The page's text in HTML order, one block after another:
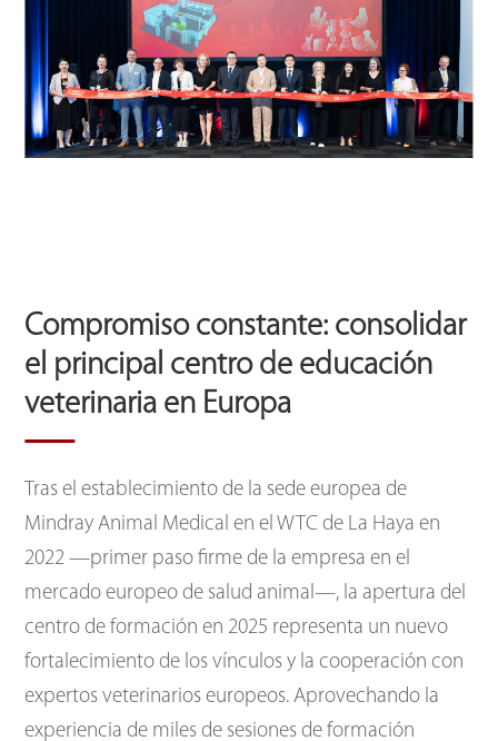
Compromiso constante: consolidar
el principal centro de educación
veterinaria en Europa
Tras el establecimiento de la sede europea de
Mindray Animal Medical en el WTC de La Haya en
2022 —primer paso firme de la empresa en el
mercado europeo de salud animal—, la apertura del
centro de formación en 2025 representa un nuevo
fortalecimiento de los vínculos y la cooperación con
expertos veterinarios europeos. Aprovechando la
experiencia de miles de sesiones de formación